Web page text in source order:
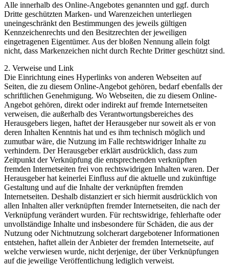
Alle innerhalb des Online-Angebotes genannten und ggf. durch
Dritte geschützten Marken- und Warenzeichen unterliegen
uneingeschränkt den Bestimmungen des jeweils gültigen
Kennzeichenrechts und den Besitzrechten der jeweiligen
eingetragenen Eigentümer. Aus der bloßen Nennung allein folgt
nicht, dass Markenzeichen nicht durch Rechte Dritter geschützt sind.
2. Verweise und Link
Die Einrichtung eines Hyperlinks von anderen Webseiten auf
Seiten, die zu diesem Online-Angebot gehören, bedarf ebenfalls der
schriftlichen Genehmigung. Wo Webseiten, die zu diesem Online-
Angebot gehören, direkt oder indirekt auf fremde Internetseiten
verweisen, die außerhalb des Verantwortungsbereiches des
Herausgebers liegen, haftet der Herausgeber nur soweit als er von
deren Inhalten Kenntnis hat und es ihm technisch möglich und
zumutbar wäre, die Nutzung im Falle rechtswidriger Inhalte zu
verhindern. Der Herausgeber erklärt ausdrücklich, dass zum
Zeitpunkt der Verknüpfung die entsprechenden verknüpften
fremden Internetseiten frei von rechtswidrigen Inhalten waren. Der
Herausgeber hat keinerlei Einfluss auf die aktuelle und zukünftige
Gestaltung und auf die Inhalte der verknüpften fremden
Internetseiten. Deshalb distanziert er sich hiermit ausdrücklich von
allen Inhalten aller verknüpften fremder Internetseiten, die nach der
Verknüpfung verändert wurden. Für rechtswidrige, fehlerhafte oder
unvollständige Inhalte und insbesondere für Schäden, die aus der
Nutzung oder Nichtnutzung solcherart dargebotener Informationen
entstehen, haftet allein der Anbieter der fremden Internetseite, auf
welche verwiesen wurde, nicht derjenige, der über Verknüpfungen
auf die jeweilige Veröffentlichung lediglich verweist.